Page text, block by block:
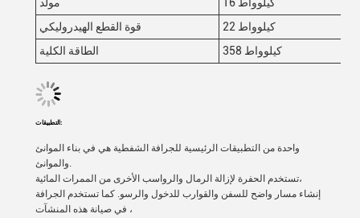
قوة القطع الهيدروليكي
22 كيلوواط
الطاقة الكلية
358 كيلوواط
التطبيقات:
واحدة من التطبيقات الرئيسية للجرافة الشفطية هي في بناء الموانئ
والموانئ.
تستخدم الحفرة لإزالة الرمال والرواسب الأخرى من الممرات المائية،
إنشاء مسار واضح للسفن والقوارب للدخول والرسو. كما تستخدم الجرافة
في صيانة هذه المنشآت ،